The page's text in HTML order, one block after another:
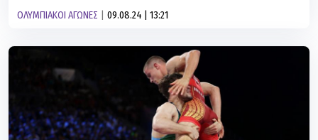
ΟΛΥΜΠΙΑΚΟΙ ΑΓΩΝΕΣ 09.08.24 | 13:21